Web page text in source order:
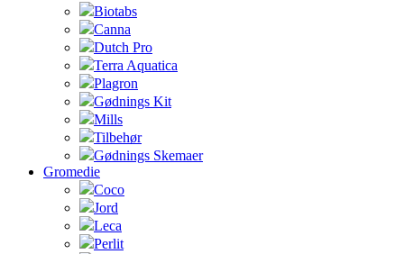
Biotabs
Canna
Dutch Pro
Terra Aquatica
Plagron
Gødnings Kit
Mills
Tilbehør
Gødnings Skemaer
Gromedie
Coco
Jord
Leca
Perlit